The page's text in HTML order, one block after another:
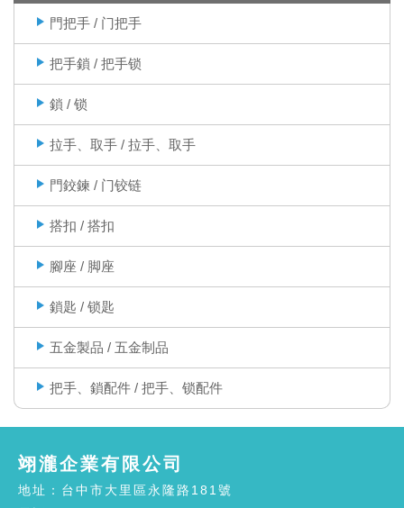
門把手 / 门把手
把手鎖 / 把手锁
鎖 / 锁
拉手、取手 / 拉手、取手
門鉸鍊 / 门铰链
搭扣 / 搭扣
腳座 / 脚座
鎖匙 / 锁匙
五金製品 / 五金制品
把手、鎖配件 / 把手、锁配件
翊瀧企業有限公司
地址：台中市大里區永隆路181號